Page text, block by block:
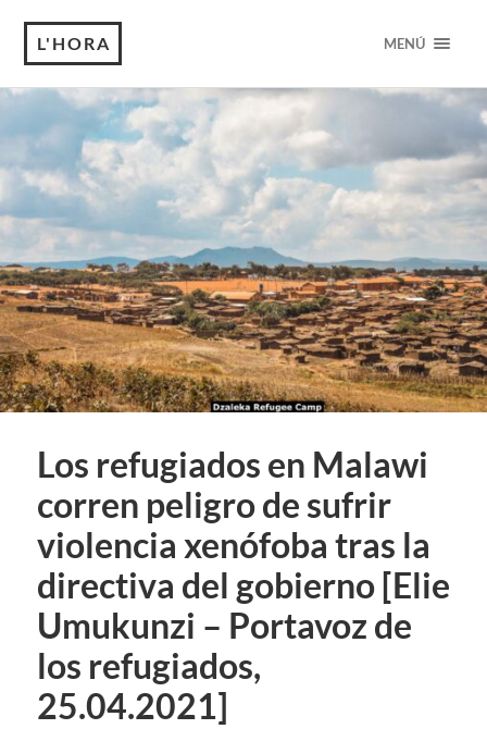
L'HORA MENÚ
Los refugiados en Malawi
corren peligro de sufrir
violencia xenófoba tras la
directiva del gobierno [Elie
Umukunzi – Portavoz de
los refugiados,
25.04.2021]